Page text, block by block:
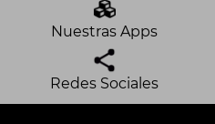
Nuestras Apps
Redes Sociales